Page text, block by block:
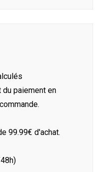
du paiement en
99.99€ d'achat.